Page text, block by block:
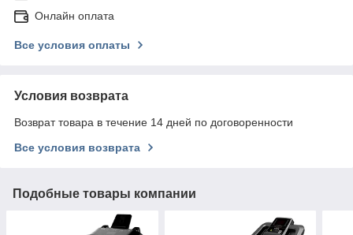
Онлайн оплата
Все условия оплаты
Условия возврата
Возврат товара в течение 14 дней по договоренности
Все условия возврата
Подобные товары компании